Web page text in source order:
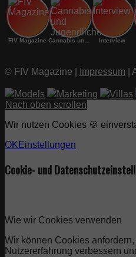
FIV Magazine Interview
© FIV Magazine | Impressum |
Models Marketing
Villas
Nach oben scrollen
Wir nutzen Cookies 🍪
OK Einstellungen
Cookie- und
Wie wir Cookies verwenden
Wir können Cookies
Nutzererfahrung verbessern